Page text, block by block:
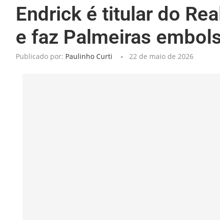
Endrick é titular do
e faz Palmeiras
Publicado por: Paulinho Curti 22 de maio de 2026